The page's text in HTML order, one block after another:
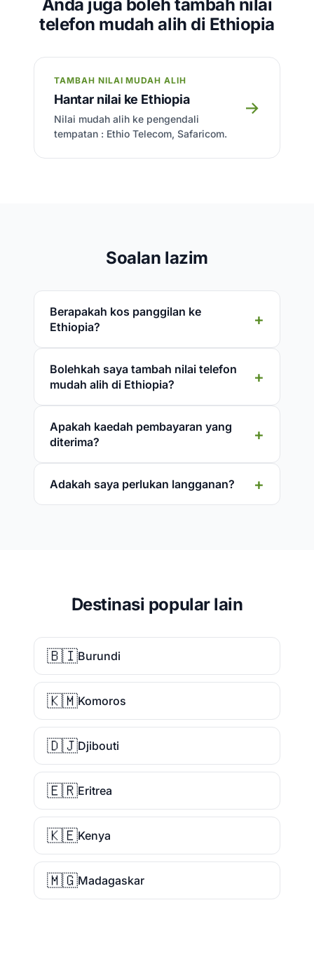
Anda juga boleh tambah nilai
telefon mudah alih di Ethiopia
TAMBAH NILAI MUDAH ALIH
Hantar nilai ke Ethiopia
Nilai mudah alih ke pengendali
tempatan : Ethio Telecom, Safaricom.
→
Soalan lazim
Berapakah kos panggilan ke
Ethiopia?
Bolehkah saya tambah nilai telefon
mudah alih di Ethiopia?
Apakah kaedah pembayaran yang
diterima?
Adakah saya perlukan langganan?
Destinasi popular lain
🇧🇮Burundi
🇰🇲Komoros
🇩🇯Djibouti
🇪🇷Eritrea
🇰🇪Kenya
🇲🇬Madagaskar